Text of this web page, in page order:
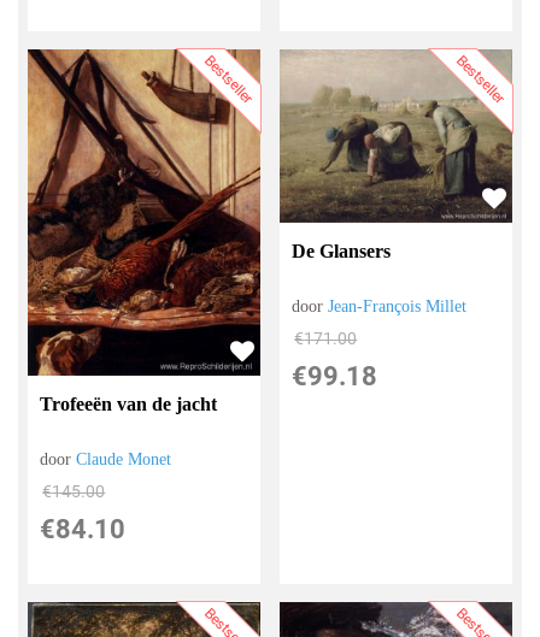
Bestseller
Trofeeën van de jacht
doorClaude Monet
€145.00
€84.10
Bestseller
De Glansers
doorJean-François Millet
€171.00
€99.18